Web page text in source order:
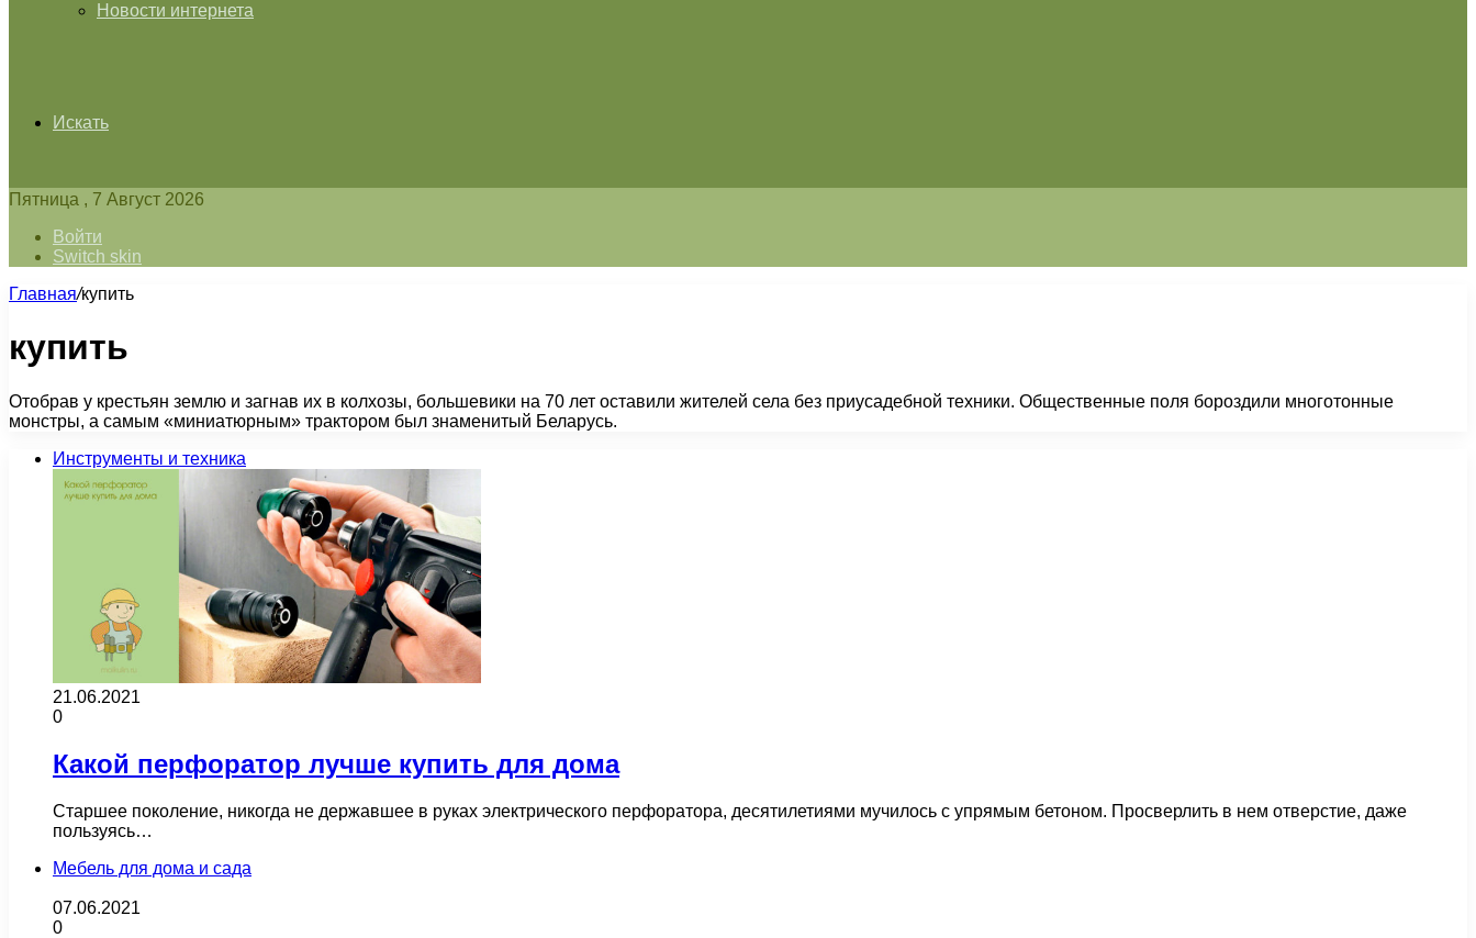
Новости интернета
Искать
Пятница , 7 Август 2026
Войти
Switch skin
Главная/купить
купить
Отобрав у крестьян землю и загнав их в колхозы, большевики на 70 лет оставили жителей села без приусадебной техники. Общественные поля бороздили многотонные
монстры, а самым «миниатюрным» трактором был знаменитый Беларусь.
Инструменты и техника
21.06.2021
0
Какой перфоратор лучше купить для дома
Старшее поколение, никогда не державшее в руках электрического перфоратора, десятилетиями мучилось с упрямым бетоном. Просверлить в нем отверстие, даже
пользуясь…
Мебель для дома и сада
07.06.2021
0